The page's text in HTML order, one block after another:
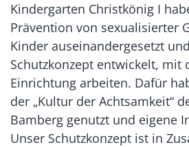
Kindergarten Christkönig I
Prävention von sexualisierter
Kinder auseinandergesetzt
Schutzkonzept entwickelt, mit
Einrichtung arbeiten. Dafür
der „Kultur der Achtsamkeit“
Bamberg genutzt und eigene
Unser Schutzkonzept ist in